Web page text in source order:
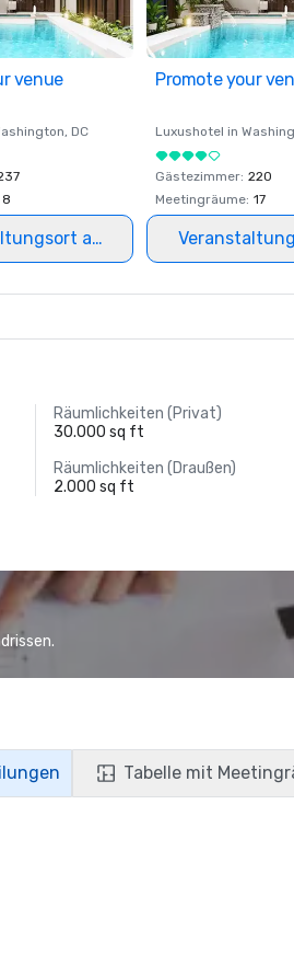
venue
, DC
8
auswählen
Promote your
Luxushotel in
Gästezimmer: 220
Meetingräume: 17
Räumlichkeiten (Privat)
30.000 sq ft
Räumlichkeiten (Draußen)
2.000 sq ft
Tabelle mit